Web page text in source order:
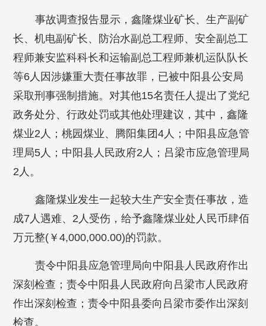
事故调查报告显示，鑫隆煤业矿长、生产副矿
长、机电副矿长、防治水副总工程师、安全副总工
程师兼安监科科长和运输副总工程师兼机运队队长
等6人因涉嫌重大责任事故罪，已被中阳县公安局
采取刑事强制措施。对其他15名责任人提出了党纪
政务处分、行政处罚或其他处理建议，其中，鑫隆
煤业2人；桃园煤业、腾阳集团4人；中阳县应急管
理局5人；中阳县人民政府2人；吕梁市应急管理局
2人。
鑫隆煤业发生一起较大生产安全责任事故，造
成7人遇难、2人受伤，给予鑫隆煤业处人民币肆佰
万元整(￥4,000,000.00)的罚款。
责令中阳县应急管理局向中阳县人民政府作出
深刻检查；责令中阳县人民政府向吕梁市人民政府
作出深刻检查；责令中阳县委向吕梁市委作出深刻
检查。